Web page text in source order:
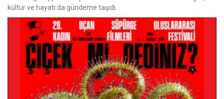
kültür ve hayatı da gündeme taşıdı.